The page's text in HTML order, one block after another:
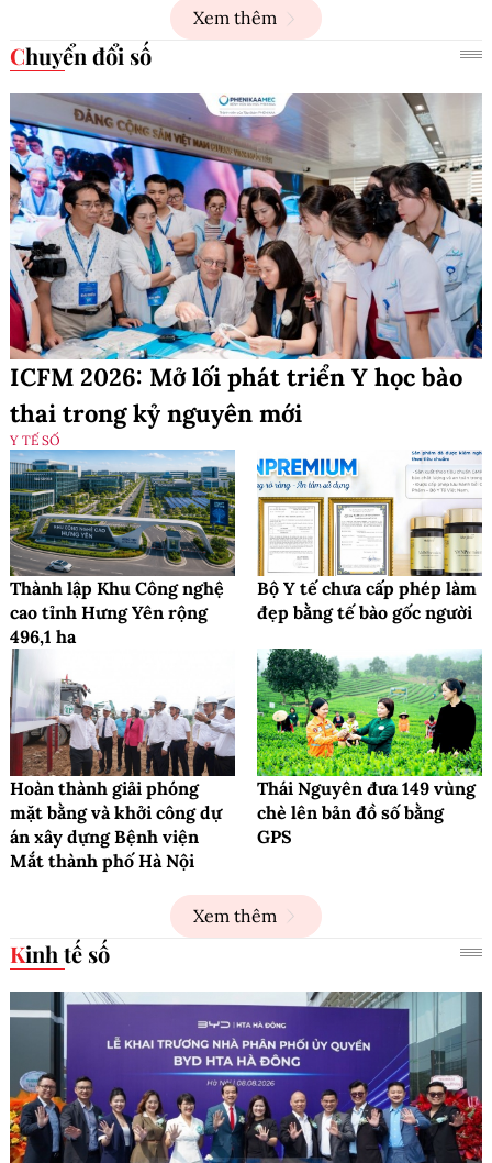
Xem thêm
Chuyển đổi số
ICFM 2026: Mở lối phát triển Y học bào
thai trong kỷ nguyên mới
Y TẾ SỐ
Thành lập Khu Công nghệ
cao tỉnh Hưng Yên rộng
496,1 ha
Bộ Y tế chưa cấp phép làm
đẹp bằng tế bào gốc người
Hoàn thành giải phóng
mặt bằng và khởi công dự
án xây dựng Bệnh viện
Mắt thành phố Hà Nội
Thái Nguyên đưa 149 vùng
chè lên bản đồ số bằng
GPS
Xem thêm
Kinh tế số